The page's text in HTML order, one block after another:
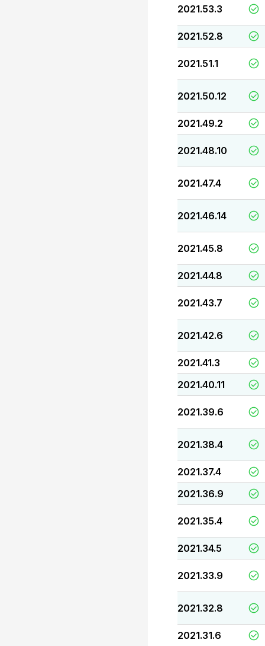
2021.53.3
2021.52.8
2021.51.1
2021.50.12
2021.49.2
2021.48.10
2021.47.4
2021.46.14
2021.45.8
2021.44.8
2021.43.7
2021.42.6
2021.41.3
2021.40.11
2021.39.6
2021.38.4
2021.37.4
2021.36.9
2021.35.4
2021.34.5
2021.33.9
2021.32.8
2021.31.6